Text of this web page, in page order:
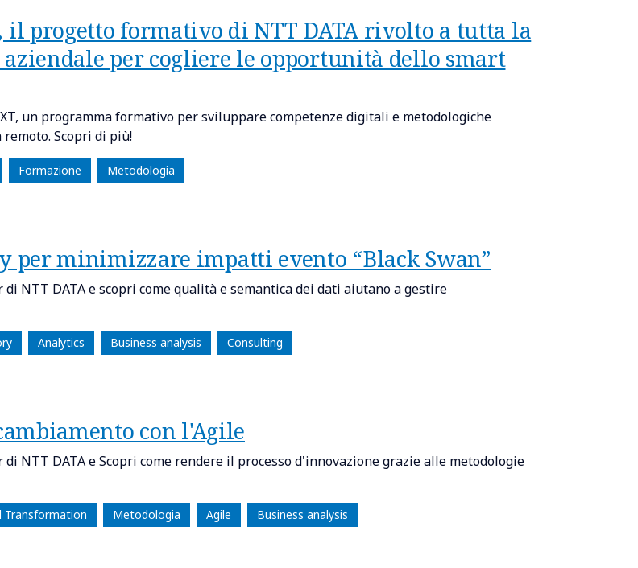
il progetto formativo di NTT DATA rivolto a tutta la
per cogliere le opportunità dello smart
un programma formativo per sviluppare competenze digitali e metodologiche
Scopri di più!
Formazione Metodologia
per minimizzare impatti evento “Black Swan”
NTT DATA e scopri come qualità e semantica dei dati aiutano a gestire
Analytics Business analysis Consulting
con l'Agile
NTT DATA e Scopri come rendere il processo d'innovazione grazie alle metodologie
Transformation Metodologia Agile Business analysis